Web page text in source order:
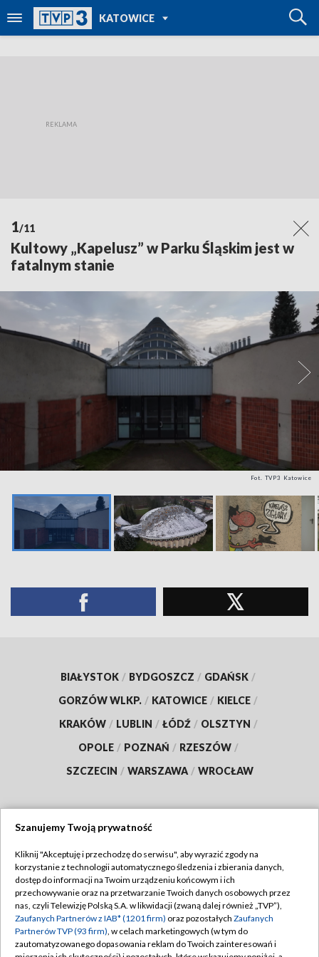
KATOWICE
TVP REGIONY
1/11
Kultowy „Kapelusz” w Parku Śląskim jest w
fatalnym stanie
Fot. TVP3 Katowice
BIAŁYSTOK / BYDGOSZCZ / GDAŃSK /
GORZÓW WLKP. / KATOWICE / KIELCE /
KRAKÓW / LUBLIN / ŁÓDŹ / OLSZTYN /
OPOLE / POZNAŃ / RZESZÓW /
SZCZECIN / WARSZAWA / WROCŁAW
TVP
Abonament TVP
Emisja w TVP
Centrum informacji TVP
Regulamin TVP
Polityka prywatności
Moje zgody
Szanujemy Twoją prywatność
Kliknij "Akceptuję i przechodzę do serwisu", aby wyrazić zgody na
korzystanie z technologii automatycznego śledzenia i zbierania danych,
dostęp do informacji na Twoim urządzeniu końcowym i ich
przechowywanie oraz na przetwarzanie Twoich danych osobowych przez
nas, czyli Telewizję Polską S.A. w likwidacji (zwaną dalej również „TVP”),
Zaufanych Partnerów z IAB* (1201 firm) oraz pozostałych Zaufanych
Partnerów TVP (93 firm), w celach marketingowych (w tym do
zautomatyzowanego dopasowania reklam do Twoich zainteresowań i